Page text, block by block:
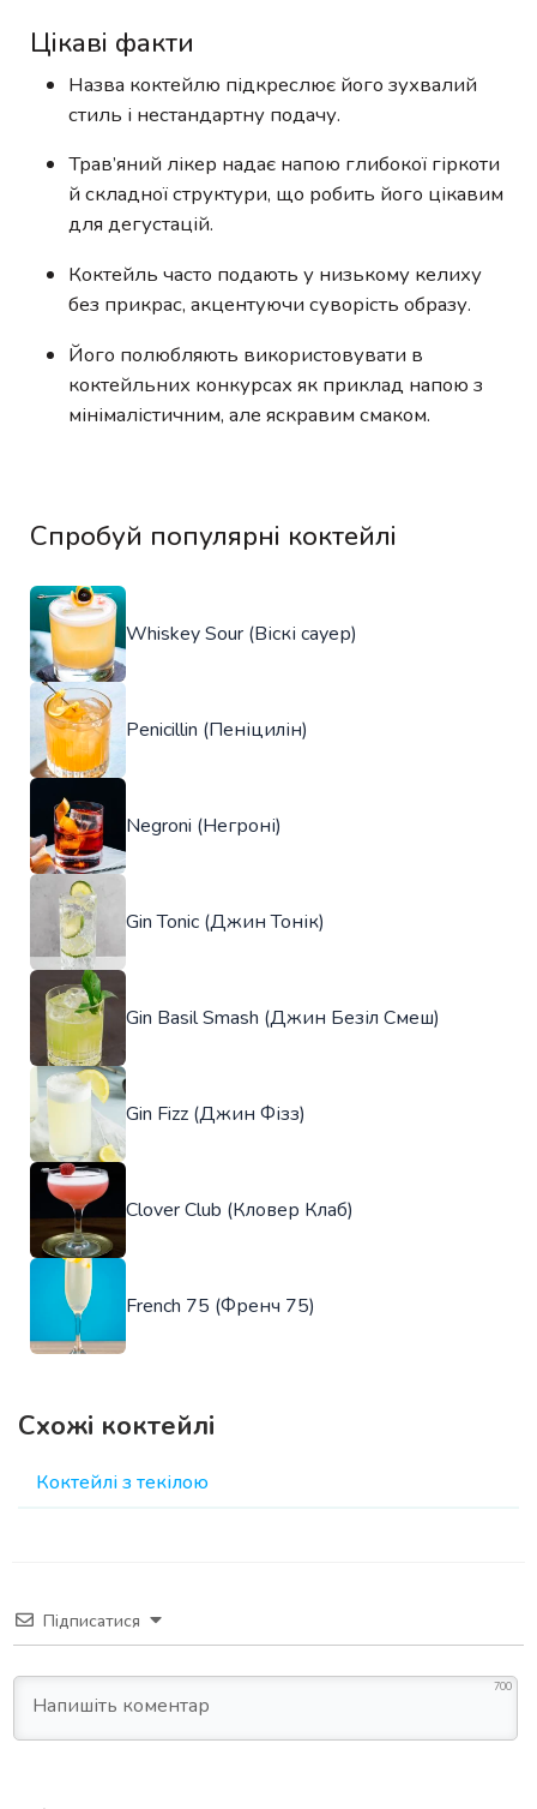
Цікаві факти
Назва коктейлю підкреслює його зухвалий
стиль і нестандартну подачу.
Трав’яний лікер надає напою глибокої гіркоти
й складної структури, що робить його цікавим
для дегустацій.
Коктейль часто подають у низькому келиху
без прикрас, акцентуючи суворість образу.
Його полюбляють використовувати в
коктейльних конкурсах як приклад напою з
мінімалістичним, але яскравим смаком.
Спробуй популярні коктейлі
Whiskey Sour (Віскі сауер)
Penicillin (Пеніцилін)
Negroni (Негроні)
Gin Tonic (Джин Тонік)
Gin Basil Smash (Джин Безіл Смеш)
Gin Fizz (Джин Фізз)
Clover Club (Кловер Клаб)
French 75 (Френч 75)
Схожі коктейлі
Коктейлі з текілою
Підписатися
700